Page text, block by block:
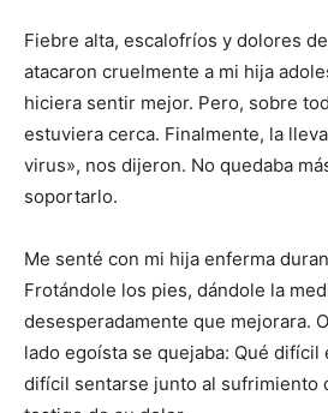
Fiebre alta, escalofríos y dolores
atacaron cruelmente a mi hija
hiciera sentir mejor. Pero, sobre
estuviera cerca. Finalmente, la
virus», nos dijeron. No quedaba
soportarlo.
Me senté con mi hija enferma
Frotándole los pies, dándole la
desesperadamente que mejorara.
lado egoísta se quejaba: Qué difícil
difícil sentarse junto al sufrimiento